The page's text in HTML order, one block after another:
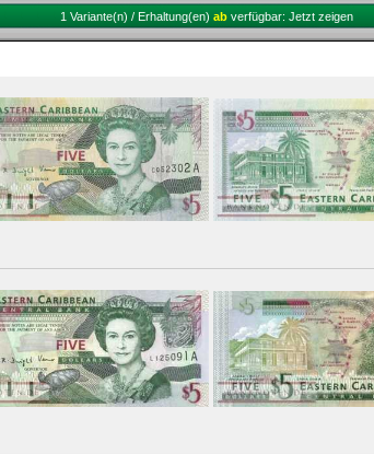
1 Variante(n) / Erhaltung(en) ab verfügbar: Jetzt zeigen